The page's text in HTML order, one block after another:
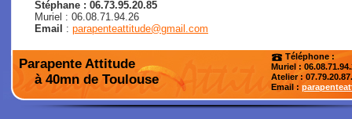
Stéphane : 06.73.95.20.85
Muriel : 06.08.71.94.26
Email
: parapenteattitude@gmail.com
Parapente Attitude
à 40mn de Toulouse
Téléphone :
Muriel :
Atelier:
Email :